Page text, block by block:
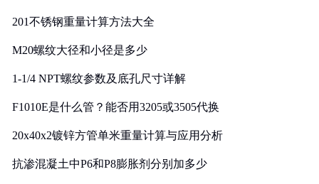
201不锈钢重量计算方法大全
M20螺纹大径和小径是多少
1-1/4 NPT螺纹参数及底孔尺寸详解
F1010E是什么管？能否用3205或3505代换
20x40x2镀锌方管单米重量计算与应用分析
抗渗混凝土中P6和P8膨胀剂分别加多少